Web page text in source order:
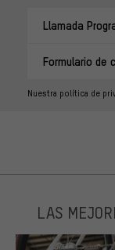
Llamada
Formulario de
Nuestra política de
LAS